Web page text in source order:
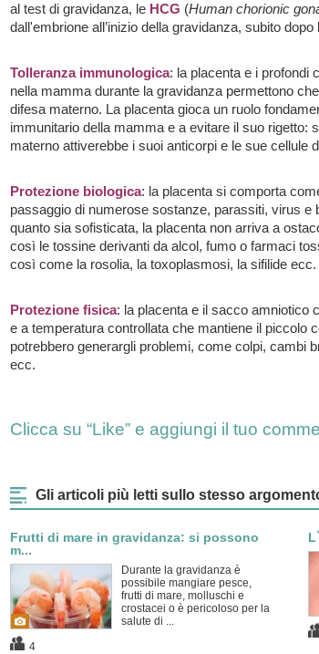
al test di gravidanza, le HCG (Human chorionic
dall'embrione all’inizio della gravidanza, subito
Tolleranza immunologica: la placenta e i profondi
nella mamma durante la gravidanza permettono
difesa materno. La placenta gioca un ruolo
immunitario della mamma e a evitare il suo rigetto:
materno attiverebbe i suoi anticorpi e le sue cellule
Protezione biologica: la placenta si comporta
passaggio di numerose sostanze, parassiti, virus e
quanto sia sofisticata, la placenta non arriva a
così le tossine derivanti da alcol, fumo o farmaci
così come la rosolia, la toxoplasmosi, la sifilide ecc.
Protezione fisica: la placenta e il sacco amniotico
e a temperatura controllata che mantiene il piccolo
potrebbero generargli problemi, come colpi, cambi
ecc.
Clicca su “Like” e aggiungi il tuo
Gli articoli più letti sullo stesso
Frutti di mare in gravidanza: si possono
m...
Durante la gravidanza è
possibile mangiare pesce,
frutti di mare, molluschi e
crostacei o è pericoloso per la
salute di ...
4